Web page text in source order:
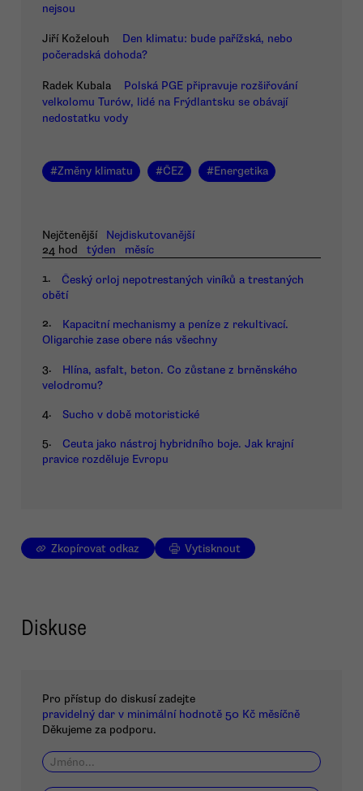
nejsou
Jiří Koželouh
Den klimatu: bude pařížská, nebo
počeradská dohoda?
Radek Kubala
Polská PGE připravuje rozšiřování
velkolomu Turów, lidé na Frýdlantsku se obávají
nedostatku vody
#Změny klimatu #ČEZ #Energetika
Nejčtenější
Nejdiskutovanější
24 hod
týden měsíc
1.
Český orloj nepotrestaných viníků a trestaných
obětí
2.
Kapacitní mechanismy a peníze z rekultivací.
Oligarchie zase obere nás všechny
3.
Hlína, asfalt, beton. Co zůstane z brněnského
velodromu?
4. Sucho v době motoristické
5.
Ceuta jako nástroj hybridního boje. Jak krajní
pravice rozděluje Evropu
Zkopírovat odkaz Vytisknout
Diskuse
Pro přístup do diskusí zadejte
pravidelný dar v minimální hodnotě 50 Kč měsíčně
Děkujeme za podporu.